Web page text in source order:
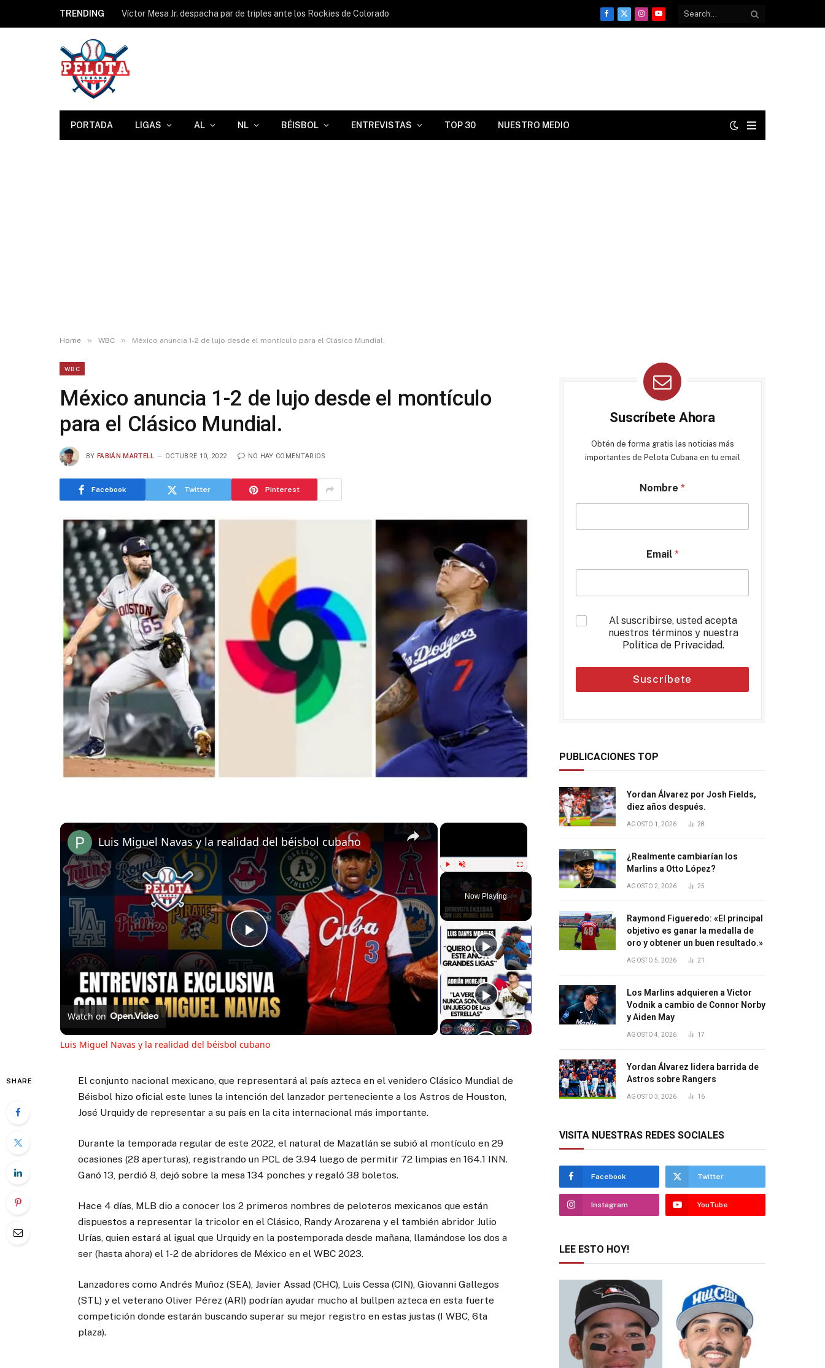
TRENDING Víctor Mesa Jr. despacha par de triples ante los Rockies de Colorado
Facebook
X
InstagramYouTube
PORTADA LIGAS AL NL BÉISBOL ENTREVISTAS TOP 30 NUESTRO MEDIO
Home » WBC » México anuncia 1-2 de lujo desde el montículo para el Clásico Mundial.
WBC
México anuncia 1-2 de lujo desde el montículo
para el Clásico Mundial.
BY FABIÁN MARTELL OCTUBRE 10, 2022 NO HAY COMENTARIOS
Facebook Twitter Pinterest
×
Fullscreen
Now Playing
×
Play
Video
Luis Miguel Navas y la realidad del béisbol cubano
Watch on
Luis Miguel Navas y la realidad del béisbol cubano
SHARE
El conjunto nacional mexicano, que representará al país azteca en el venidero Clásico Mundial de
Béisbol hizo oficial este lunes la intención del lanzador perteneciente a los Astros de Houston,
José Urquidy de representar a su país en la cita internacional más importante.
Durante la temporada regular de este 2022, el natural de Mazatlán se subió al montículo en 29
ocasiones (28 aperturas), registrando un PCL de 3.94 luego de permitir 72 limpias en 164.1 INN.
Ganó 13, perdió 8, dejó sobre la mesa 134 ponches y regaló 38 boletos.
Hace 4 días, MLB dio a conocer los 2 primeros nombres de peloteros mexicanos que están
dispuestos a representar la tricolor en el Clásico, Randy Arozarena y el también abridor Julio
Urías, quien estará al igual que Urquidy en la postemporada desde mañana, llamándose los dos a
ser (hasta ahora) el 1-2 de abridores de México en el WBC 2023.
Lanzadores como Andrés Muñoz (SEA), Javier Assad (CHC), Luis Cessa (CIN), Giovanni Gallegos
(STL) y el veterano Oliver Pérez (ARI) podrían ayudar mucho al bullpen azteca en esta fuerte
competición donde estarán buscando superar su mejor registro en estas justas (I WBC, 6ta
plaza).
Suscríbete Ahora
Obtén de forma gratis las noticias más
importantes de Pelota Cubana en tu email
Nombre *
Email *
*
Al suscribirse, usted acepta
nuestros términos y nuestra
Política de Privacidad.
Suscríbete
PUBLICACIONES TOP
Yordan Álvarez por Josh Fields,
diez años después.
AGOSTO 1, 2026 28
¿Realmente cambiarían los
Marlins a Otto López?
AGOSTO 2, 2026 25
Raymond Figueredo: «El principal
objetivo es ganar la medalla de
oro y obtener un buen resultado.»
AGOSTO 5, 2026 21
Los Marlins adquieren a Victor
Vodnik a cambio de Connor Norby
y Aiden May
AGOSTO 4, 2026 17
Yordan Álvarez lidera barrida de
Astros sobre Rangers
AGOSTO 3, 2026 16
VISITA NUESTRAS REDES SOCIALES
Facebook Twitter
Instagram YouTube
LEE ESTO HOY!